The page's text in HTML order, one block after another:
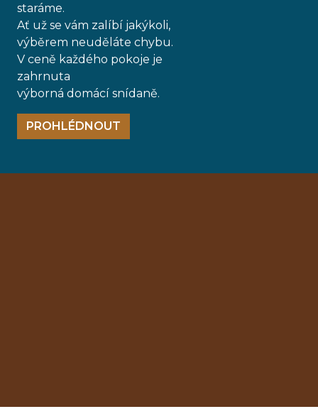
staráme.
Ať už se vám zalíbí jakýkoli,
výběrem neuděláte chybu.
V ceně každého pokoje je
zahrnuta
výborná domácí snídaně.
PROHLÉDNOUT